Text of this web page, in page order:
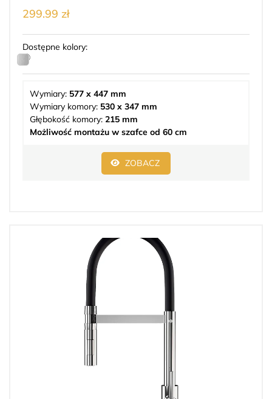
299.99 zł
Dostępne kolory:
Wymiary: 577 x 447 mm
Wymiary komory: 530 x 347 mm
Głębokość komory: 215 mm
Możliwość montażu w szafce od 60 cm
ZOBACZ